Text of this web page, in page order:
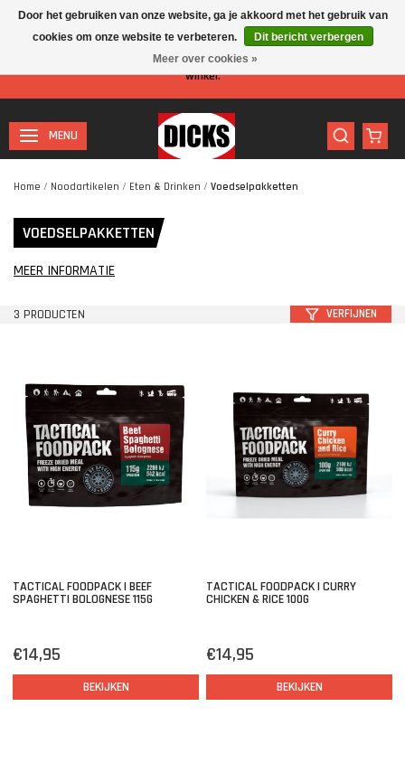
Let op: I.v.m. de zomervakantie is er minder personeel aanwezig in de
winkel.
MENU
Home / Noodartikelen / Eten & Drinken / Voedselpakketten
VOEDSELPAKKETTEN
MEER INFORMATIE
3 PRODUCTEN VERFIJNEN
TACTICAL FOODPACK | BEEF
SPAGHETTI BOLOGNESE 115G
€14,95
BEKIJKEN
TACTICAL FOODPACK | CURRY
CHICKEN & RICE 100G
€14,95
BEKIJKEN
Door het gebruiken van onze website, ga je akkoord met het gebruik van
cookies om onze website te verbeteren.
Dit bericht verbergen
Meer over cookies »